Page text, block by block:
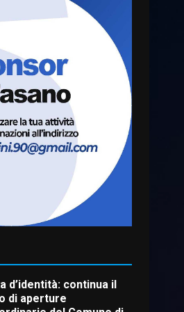
dal campionato
2026 17:30
in azione nelle
fasanesi
2026 11:03
ferito a colpi di
da fuoco
2026 18:13
d’identità: continua il
di aperture